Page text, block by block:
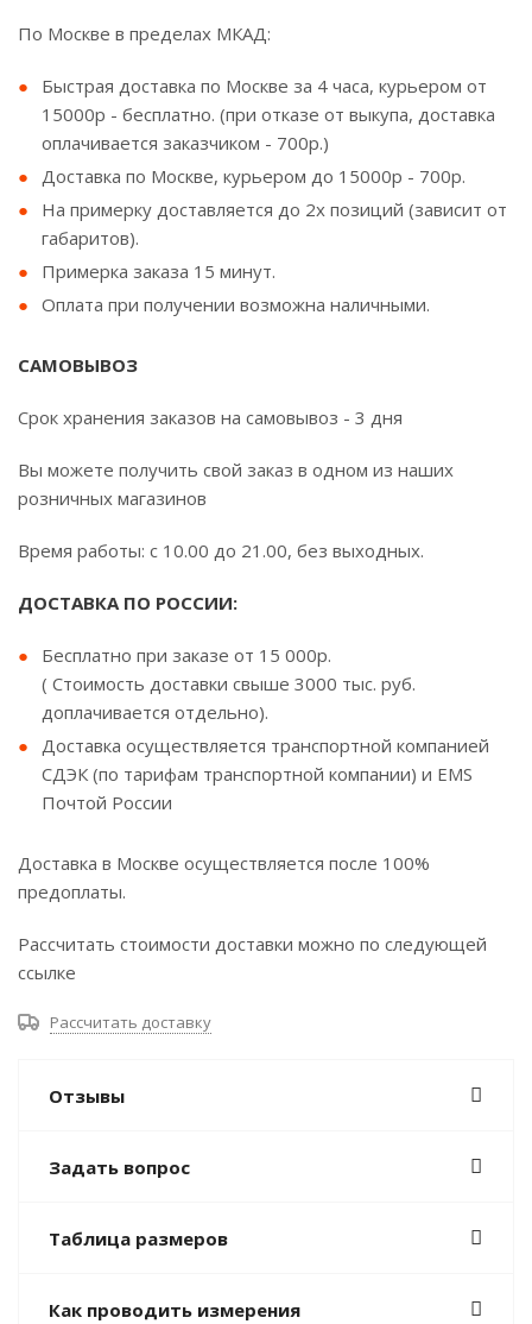
По Москве в пределах МКАД:
Быстрая доставка по Москве за 4 часа, курьером от
15000р - бесплатно. (при отказе от выкупа, доставка
оплачивается заказчиком - 700р.)
Доставка по Москве, курьером до 15000р - 700р.
На примерку доставляется до 2х позиций (зависит от
габаритов).
Примерка заказа 15 минут.
Оплата при получении возможна наличными.
САМОВЫВОЗ
Срок хранения заказов на самовывоз - 3 дня
Вы можете получить свой заказ в одном из наших
розничных магазинов
Время работы: с 10.00 до 21.00, без выходных.
ДОСТАВКА ПО РОССИИ:
Бесплатно при заказе от 15 000р.
( Стоимость доставки свыше 3000 тыс. руб.
доплачивается отдельно).
Доставка осуществляется транспортной компанией
СДЭК (по тарифам транспортной компании) и EMS
Почтой России
Доставка в Москве осуществляется после 100%
предоплаты.
Рассчитать стоимости доставки можно по следующей
ссылке
Рассчитать доставку
Отзывы
Задать вопрос
Таблица размеров
Как проводить измерения